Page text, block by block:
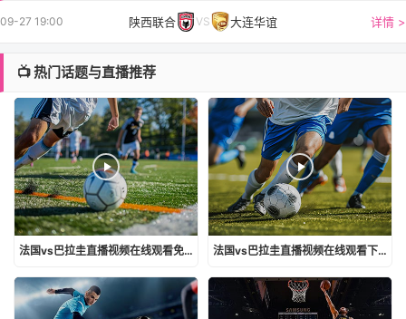
09-27 19:00 陕西联合 VS 大连华谊 详情 >
📺 热门话题与直播推荐
法国vs巴拉圭直播视频在线观看免费 法国vs巴拉圭直播视频在线观看下载